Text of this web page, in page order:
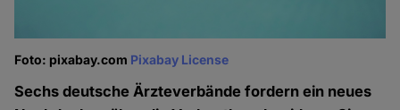
Foto: pixabay.com Pixabay License
Sechs deutsche Ärzteverbände fordern ein neues